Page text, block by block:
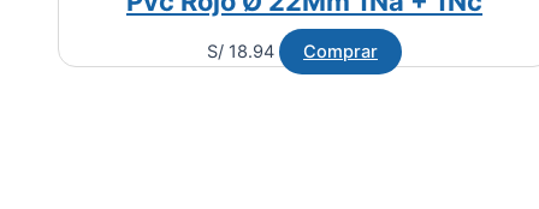
S/ 18.94 Comprar